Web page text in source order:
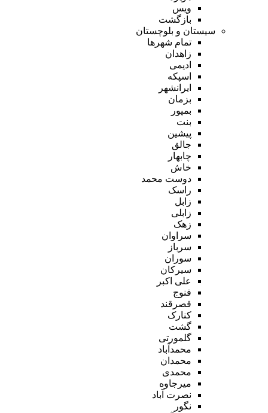
ویس
بازگشت
سیستان و بلوچستان
تمام شهر‌ها
زاهدان
ادیمی
اسپکه
ایرانشهر
بزمان
بمپور
بنت
پیشین
جالق
چابهار
خاش
دوست محمد
راسک
زابل
زابلی
زهک
سراوان
سرباز
سوران
سیرکان
علی اکبر
فنوج
قصرقند
کنارک
گشت
گلمورتی
محمدآباد
محمدان
محمدی
میرجاوه
نصرت آباد
نگور